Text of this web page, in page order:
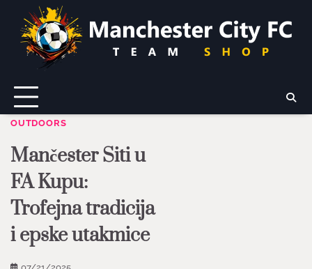
content
OUTDOORS
Mančester Siti u
FA Kupu:
Trofejna tradicija
i epske utakmice